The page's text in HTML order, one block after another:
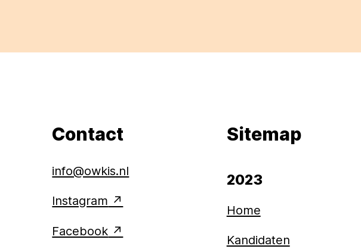
Contact
info@owkis.nl
Instagram
Facebook
Sitemap
2023
Home
Kandidaten